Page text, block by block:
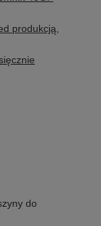
produkcją,
do